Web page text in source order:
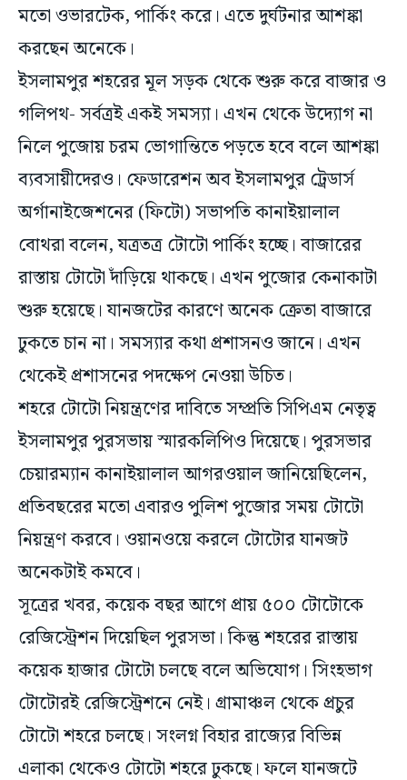
মতো ওভারটেক, পার্কিং করে। এতে দুর্ঘটনার আশঙ্কা
করছেন অনেকে।
ইসলামপুর শহরের মূল সড়ক থেকে শুরু করে বাজার ও
গলিপথ- সর্বত্রই একই সমস্যা। এখন থেকে উদ্যোগ না
নিলে পুজোয় চরম ভোগান্তিতে প‌‌ড়তে হবে বলে আশঙ্কা
ব্যবসায়ীদেরও। ফেডারেশন অব ইসলামপুর ট্রেডার্স
অর্গানাইজেশনের (ফিটো) সভাপতি কানাইয়ালাল
বোথরা বলেন, যত্রতত্র টোটো পার্কিং হচ্ছে। বাজারের
রাস্তায় টোটো দাঁড়িয়ে থাকছে। এখন পুজোর কেনাকাটা
শুরু হয়েছে। যানজটের কারণে অনেক ক্রেতা বাজারে
ঢুকতে চান না। সমস্যার কথা প্রশাসনও জানে। এখন
থেকেই প্রশাসনের পদক্ষেপ নেওয়া উচিত।
শহরে টোটো নিয়ন্ত্রণের দাবিতে সম্প্রতি সিপিএম নেতৃত্ব
ইসলামপুর পুরসভায় স্মারকলিপিও দিয়েছে। পুরসভার
চেয়ারম্যান কানাইয়ালাল আগরওয়াল জানিয়েছিলেন,
প্রতিবছরের মতো এবারও পুলিশ পুজোর সময় টোটো
নিয়ন্ত্রণ করবে। ওয়ানওয়ে করলে টোটোর যানজট
অনেকটাই কমবে।
সূত্রের খবর, কয়েক বছর আগে প্রায় ৫০০ টোটোকে
রেজিস্ট্রেশন দিয়েছিল পুরসভা। কিন্তু শহরের রাস্তায়
কয়েক হাজার টোটো চলছে বলে অভিযোগ। সিংহভাগ
টোটোরই রেজিস্ট্রেশনে নেই। গ্রামাঞ্চল থেকে প্রচুর
টোটো শহরে চলছে। সংলগ্ন বিহার রাজ্যের বিভিন্ন
এলাকা থেকেও টোটো শহরে ঢুকছে। ফলে যানজটে